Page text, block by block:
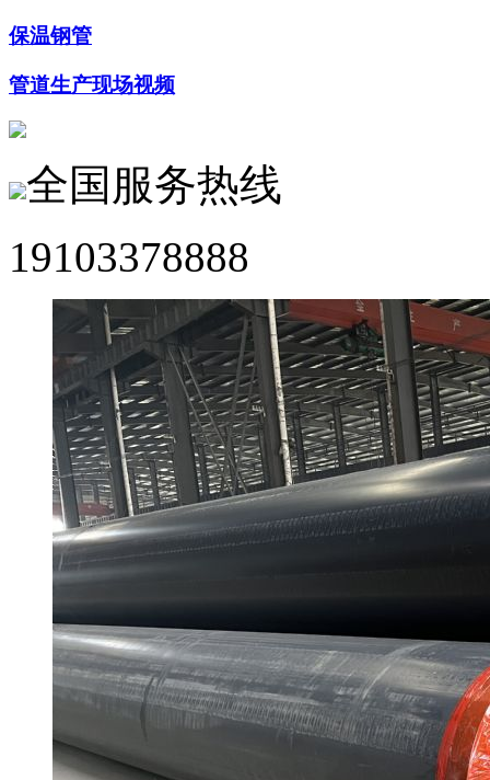
保温钢管
管道生产现场视频
全国服务热线
19103378888